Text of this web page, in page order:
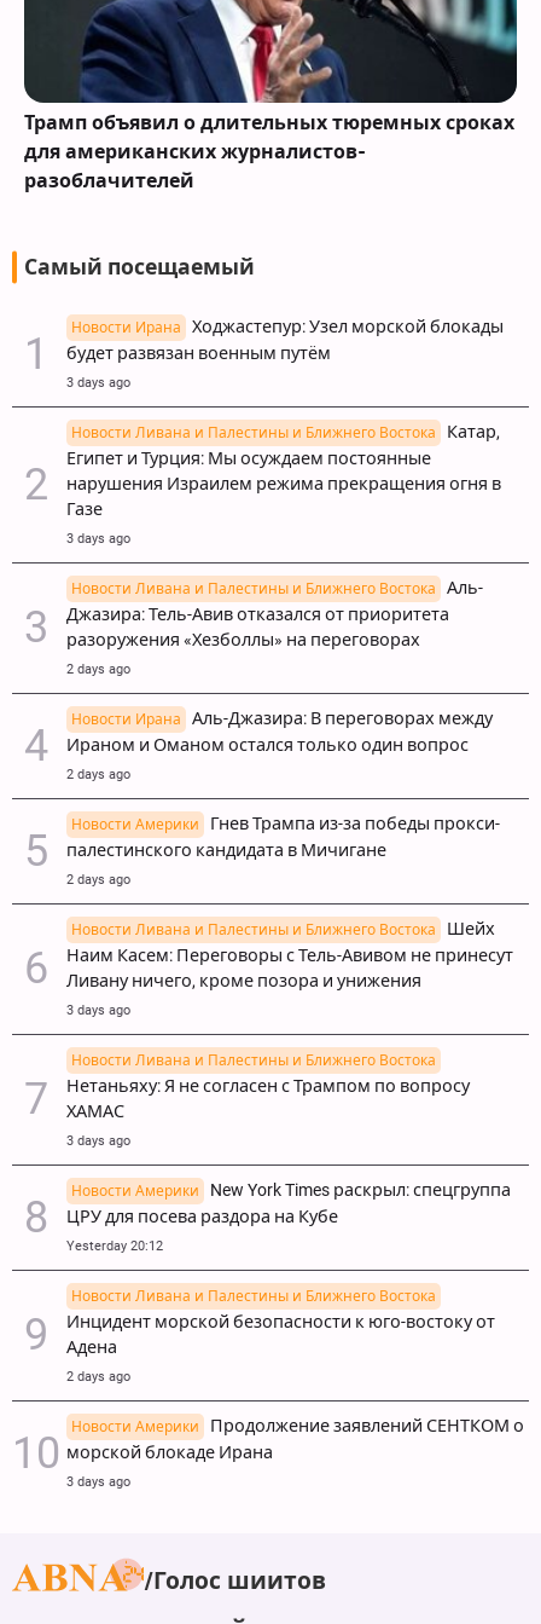
Трамп объявил о длительных тюремных сроках
для американских журналистов-
разоблачителей
Самый посещаемый
Новости Ирана
Ходжастепур: Узел морской блокады
будет развязан военным путём
3 days ago
Новости Ливана и Палестины и Ближнего Востока
Катар,
Египет и Турция: Мы осуждаем постоянные
нарушения Израилем режима прекращения огня в
Газе
3 days ago
Новости Ливана и Палестины и Ближнего Востока
Аль-
Джазира: Тель-Авив отказался от приоритета
разоружения «Хезболлы» на переговорах
2 days ago
Новости Ирана
Аль-Джазира: В переговорах между
Ираном и Оманом остался только один вопрос
2 days ago
Новости Америки
Гнев Трампа из-за победы прокси-
палестинского кандидата в Мичигане
2 days ago
Новости Ливана и Палестины и Ближнего Востока
Шейх
Наим Касем: Переговоры с Тель-Авивом не принесут
Ливану ничего, кроме позора и унижения
3 days ago
Новости Ливана и Палестины и Ближнего Востока
Нетаньяху: Я не согласен с Трампом по вопросу
ХАМАС
3 days ago
Новости Америки
New York Times раскрыл: спецгруппа
ЦРУ для посева раздора на Кубе
Yesterday 20:12
Новости Ливана и Палестины и Ближнего Востока
Инцидент морской безопасности к юго-востоку от
Адена
2 days ago
Новости Америки
Продолжение заявлений СЕНТКОМ о
морской блокаде Ирана
3 days ago
Голос шиитов